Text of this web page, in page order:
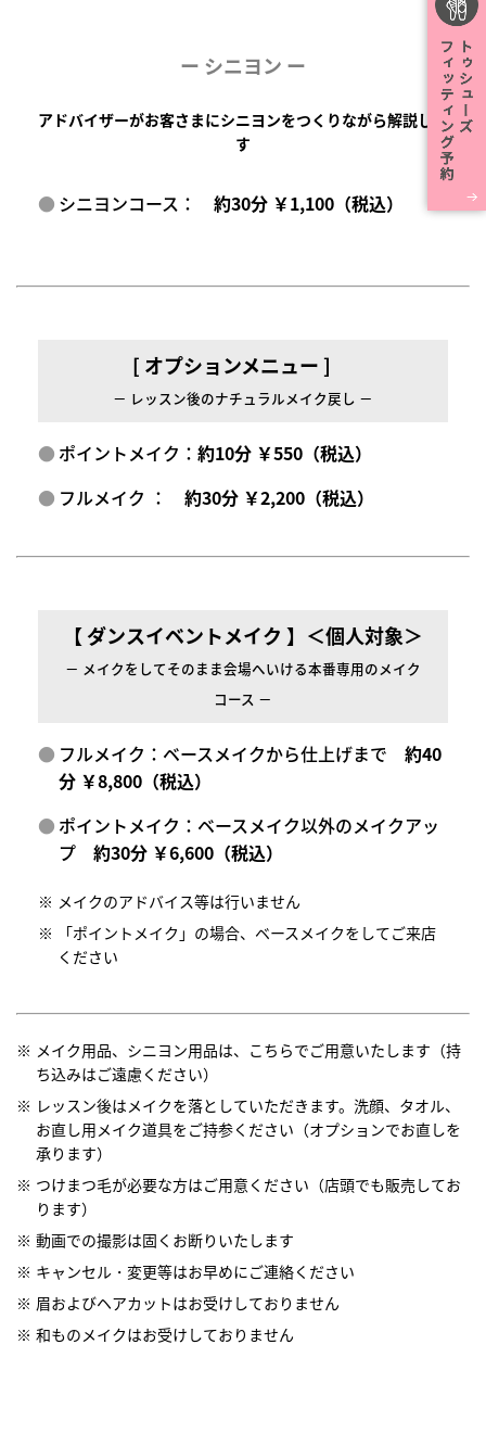
ー シニヨン ー
アドバイザーがお客さまにシニヨンをつくりながら解説しま
す
シニヨンコース：約30分 ￥1,100（税込）
[ オプションメニュー ]
－ レッスン後のナチュラルメイク戻し －
ポイントメイク：約10分 ￥550（税込）
フルメイク ：約30分 ￥2,200（税込）
【 ダンスイベントメイク 】＜個人対象＞
－ メイクをしてそのまま会場へいける本番専用のメイク
コース －
フルメイク：ベースメイクから仕上げまで約40
分 ￥8,800（税込）
ポイントメイク：ベースメイク以外のメイクアッ
プ約30分 ￥6,600（税込）
メイクのアドバイス等は行いません
「ポイントメイク」の場合、ベースメイクをしてご来店
ください
メイク用品、シニヨン用品は、こちらでご用意いたします（持
ち込みはご遠慮ください）
レッスン後はメイクを落としていただきます。洗顔、タオル、
お直し用メイク道具をご持参ください（オプションでお直しを
承ります）
つけまつ毛が必要な方はご用意ください（店頭でも販売してお
ります）
動画での撮影は固くお断りいたします
キャンセル・変更等はお早めにご連絡ください
眉およびヘアカットはお受けしておりません
和ものメイクはお受けしておりません